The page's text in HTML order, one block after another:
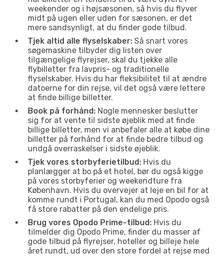
weekender og i højsæsonen, så hvis du flyver
midt på ugen eller uden for sæsonen, er det
mere sandsynligt, at du finder gode tilbud.
Tjek altid alle flyselskaber: Så snart vores
søgemaskine tilbyder dig listen over
tilgængelige flyrejser, skal du tjekke alle
flybilletter fra lavpris- og traditionelle
flyselskaber. Hvis du har fleksibilitet til at ændre
datoerne for din rejse, vil det også være lettere
at finde billige billetter.
Book på forhånd: Nogle mennesker beslutter
sig for at vente til sidste øjeblik med at finde
billige billetter, men vi anbefaler alle at købe dine
billetter på forhånd for at finde bedre tilbud og
undgå overraskelser i sidste øjeblik.
Tjek vores storbyferietilbud: Hvis du
planlægger at bo på et hotel, bør du også kigge
på vores storbyferier og weekendture fra
København. Hvis du overvejer at leje en bil for at
komme rundt i Portugal, kan du med Opodo også
få store rabatter på den endelige pris.
Brug vores Opodo Prime-tilbud: Hvis du
tilmelder dig Opodo Prime, finder du masser af
gode tilbud på flyrejser, hoteller og billeje hele
året rundt, ud over den store fordel at rejse med